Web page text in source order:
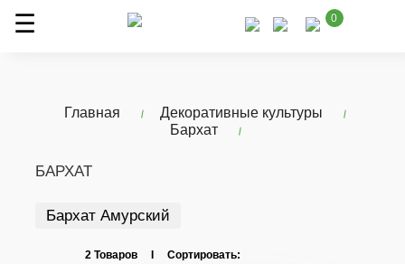
0
Главная
Декоративные культуры
Бархат
БАРХАТ
Бархат Амурский
2 Товаров I Сортировать: